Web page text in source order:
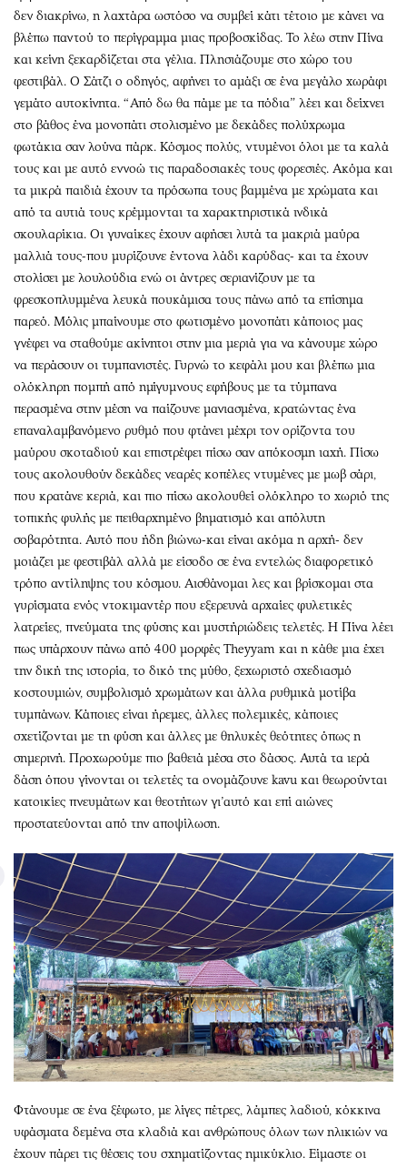
δεν διακρίνω, η λαχτάρα ωστόσο να συμβεί κάτι τέτοιο με κάνει να
βλέπω παντού το περίγραμμα μιας προβοσκίδας. Το λέω στην Πίνα
και κείνη ξεκαρδίζεται στα γέλια. Πλησιάζουμε στο χώρο του
φεστιβάλ. Ο Σάτζι ο οδηγός, αφήνει το αμάξι σε ένα μεγάλο χωράφι
γεμάτο αυτοκίνητα. “Από δω θα πάμε με τα πόδια” λέει και δείχνει
στο βάθος ένα μονοπάτι στολισμένο με δεκάδες πολύχρωμα
φωτάκια σαν λούνα πάρκ. Κόσμος πολύς, ντυμένοι όλοι με τα καλά
τους και με αυτό εννοώ τις παραδοσιακές τους φορεσιές. Ακόμα και
τα μικρά παιδιά έχουν τα πρόσωπα τους βαμμένα με χρώματα και
από τα αυτιά τους κρέμμονται τα χαρακτηριστικά ινδικά
σκουλαρίκια. Οι γυναίκες έχουν αφήσει λυτά τα μακριά μαύρα
μαλλιά τους-που μυρίζουνε έντονα λάδι καρύδας- και τα έχουν
στολίσει με λουλούδια ενώ οι άντρες σεριανίζουν με τα
φρεσκοπλυμμένα λευκά πουκάμισα τους πάνω από τα επίσημα
παρεό. Μόλις μπαίνουμε στο φωτισμένο μονοπάτι κάποιος μας
γνέφει να σταθούμε ακίνητοι στην μια μεριά για να κάνουμε χώρο
να περάσουν οι τυμπανιστές. Γυρνώ το κεφάλι μου και βλέπω μια
ολόκληρη πομπή από ημίγυμνους εφήβους με τα τύμπανα
περασμένα στην μέση να παίζουνε μανιασμένα, κρατώντας ένα
επαναλαμβανόμενο ρυθμό που φτάνει μέχρι τον ορίζοντα του
μαύρου σκοταδιού και επιστρέφει πίσω σαν απόκοσμη ιαχή. Πίσω
τους ακολουθούν δεκάδες νεαρές κοπέλες ντυμένες με μωβ σάρι,
που κρατάνε κεριά, και πιο πίσω ακολουθεί ολόκληρο το χωριό της
τοπικής φυλής με πειθαρχημένο βηματισμό και απόλυτη
σοβαρότητα. Αυτό που ήδη βιώνω-και είναι ακόμα η αρχή- δεν
μοιάζει με φεστιβάλ αλλά με είσοδο σε ένα εντελώς διαφορετικό
τρόπο αντίληψης του κόσμου. Αισθάνομαι λες και βρίσκομαι στα
γυρίσματα ενός ντοκιμαντέρ που εξερευνά αρχαίες φυλετικές
λατρείες, πνεύματα της φύσης και μυστήριώδεις τελετές. Η Πίνα λέει
πως υπάρχουν πάνω από 400 μορφές Τheyyam και η κάθε μια έχει
την δική της ιστορία, το δικό της μύθο, ξεχωριστό σχεδιασμό
κοστουμιών, συμβολισμό χρωμάτων και άλλα ρυθμικά μοτίβα
τυμπάνων. Κάποιες είναι ήρεμες, άλλες πολεμικές, κάποιες
σχετίζονται με τη φύση και άλλες με θηλυκές θεότητες όπως η
σημερινή. Προχωρούμε πιο βαθειά μέσα στο δάσος. Αυτά τα ιερά
δάση όπου γίνονται οι τελετές τα ονομάζουνε kavu και θεωρούνται
κατοικίες πνευμάτων και θεοτήτων γι’αυτό και επί αιώνες
προστατεύονται από την αποψίλωση.
Φτάνουμε σε ένα ξέφωτο, με λίγες πέτρες, λάμπες λαδιού, κόκκινα
υφάσματα δεμένα στα κλαδιά και ανθρώπους όλων των ηλικιών να
έχουν πάρει τις θέσεις του σχηματίζοντας ημικύκλιο. Είμαστε οι